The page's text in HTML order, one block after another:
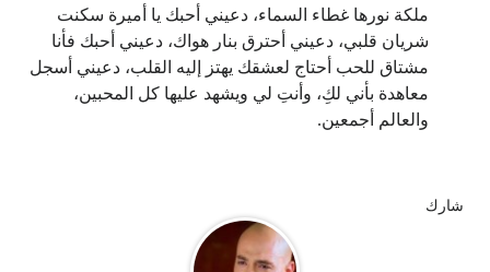
ملكة نورها غطاء السماء، دعيني أحبك يا أميرة سكنت
شريان قلبي، دعيني أحترق بنار هواك، دعيني أحبك فأنا
مشتاق للحب أحتاج لعشقك يهتز إليه القلب، دعيني أسجل
معاهدة بأني لكِ، وأنتِ لي ويشهد عليها كل المحبين،
والعالم أجمعين.
شارك